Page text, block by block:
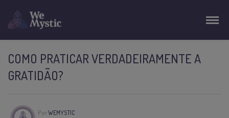
COMO PRATICAR VERDADEIRAMENTE A
GRATIDÃO?
PorWEMYSTIC